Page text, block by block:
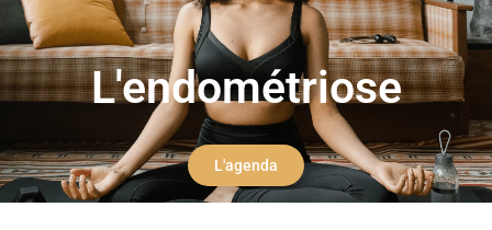
L'endométriose
L'agenda